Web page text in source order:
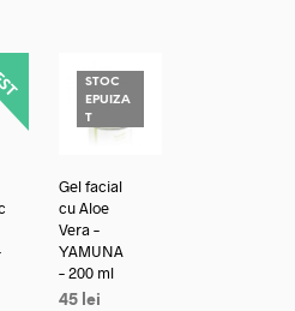
STOC
EPUIZA
T
Gel facial
cu Aloe
Vera –
YAMUNA
– 200 ml
45 lei